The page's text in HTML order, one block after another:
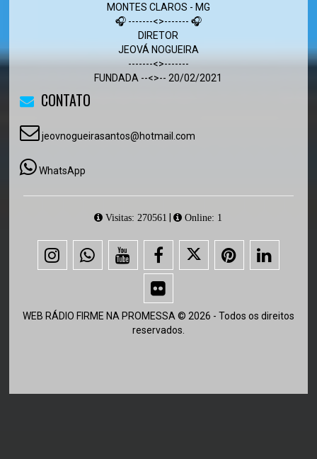
MONTES CLAROS - MG
🎧 -------<>------- 🎧
DIRETOR
JEOVÁ NOGUEIRA
-------<>-------
FUNDADA --<>-- 20/02/2021
CONTATO
jeovnogueirasantos@hotmail.com
WhatsApp
Visitas: 270561 | Online: 1
WEB RÁDIO FIRME NA PROMESSA © 2026 - Todos os direitos
reservados.